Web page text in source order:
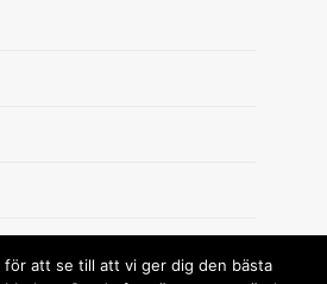
för att se till att vi ger dig den bästa